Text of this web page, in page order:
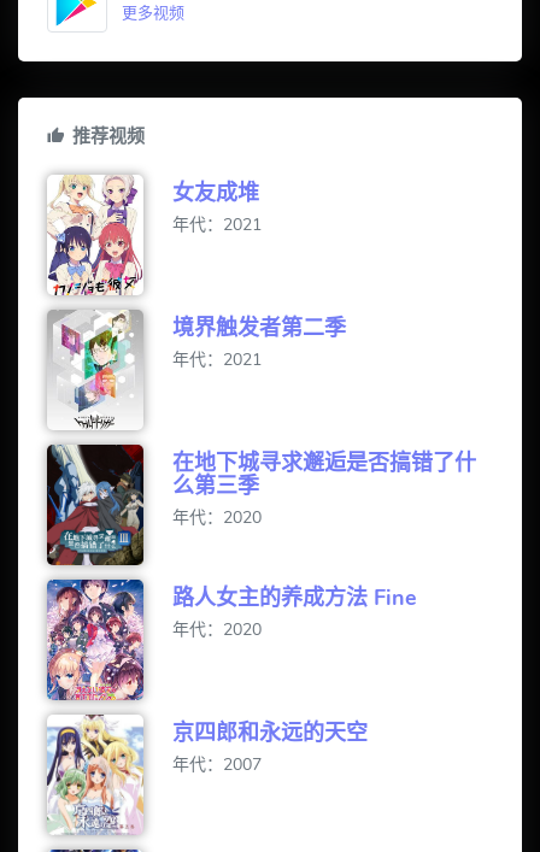
更多视频
推荐视频
女友成堆
年代：2021
境界触发者第二季
年代：2021
在地下城寻求邂逅是否搞错了什
么第三季
年代：2020
路人女主的养成方法 Fine
年代：2020
京四郎和永远的天空
年代：2007